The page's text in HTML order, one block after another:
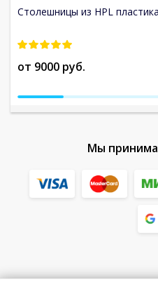
Столешницы из HPL пластика
от 9000 руб.
Мы